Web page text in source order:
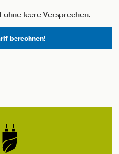
ohne leere Versprechen.
berechnen!